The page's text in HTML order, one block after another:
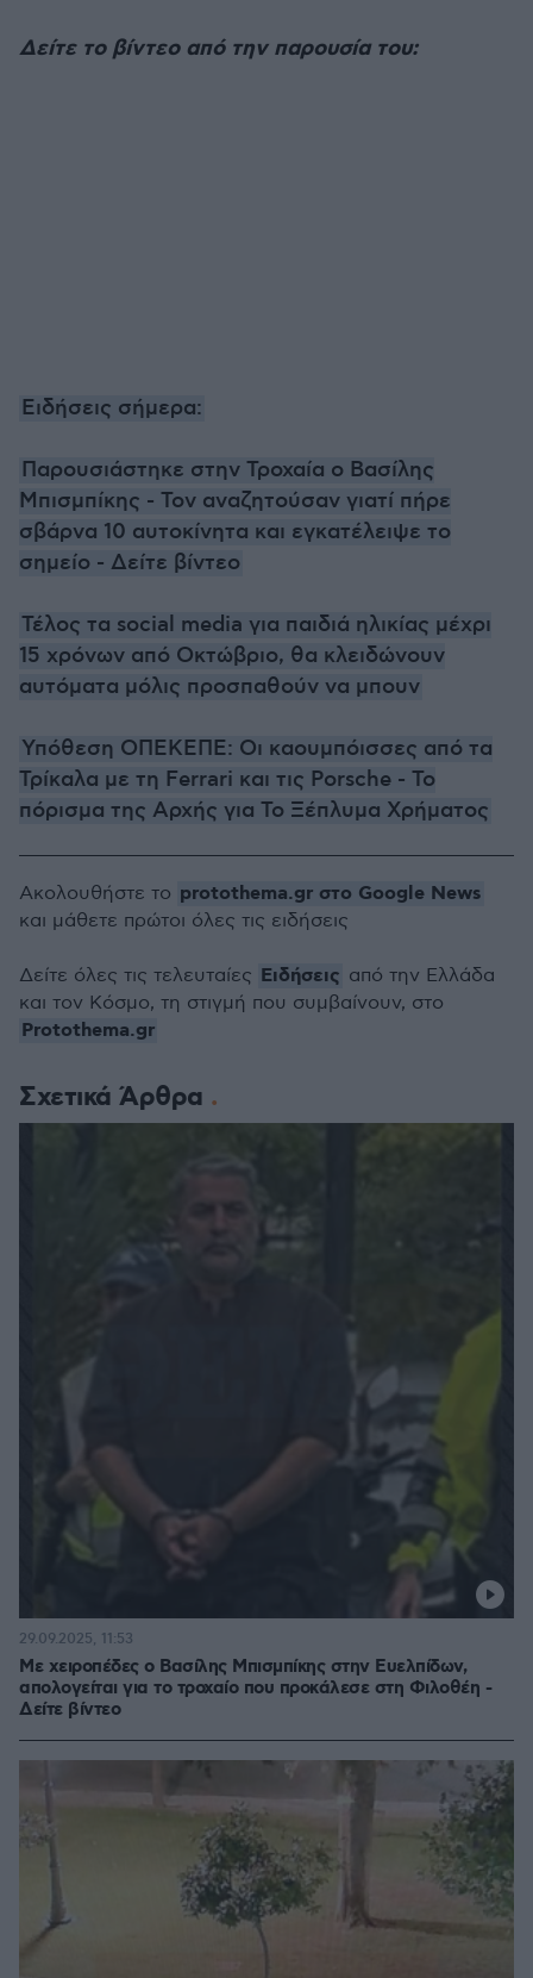
Δείτε το βίντεο από την παρουσία του:
Ειδήσεις σήμερα:
Παρουσιάστηκε στην Τροχαία ο Βασίλης
Μπισμπίκης - Τον αναζητούσαν γιατί πήρε
σβάρνα 10 αυτοκίνητα και εγκατέλειψε το
σημείο - Δείτε βίντεο
Τέλος τα social media για παιδιά ηλικίας μέχρι
15 χρόνων από Οκτώβριο, θα κλειδώνουν
αυτόματα μόλις προσπαθούν να μπουν
Υπόθεση ΟΠΕΚΕΠΕ: Οι καουμπόισσες από τα
Τρίκαλα με τη Ferrari και τις Porsche - Το
πόρισμα της Αρχής για Το Ξέπλυμα Χρήματος
Σχετικά Άρθρα
Με χειροπέδες ο Βασίλης Μπισμπίκης στην Ευελπίδων,
απολογείται για το τροχαίο που προκάλεσε στη Φιλοθέη -
Δείτε βίντεο
29.09.2025, 11:53
Ακολουθήστε το protothema.gr στο Google News
και μάθετε πρώτοι όλες τις ειδήσεις
Δείτε όλες τις τελευταίες Ειδήσεις από την Ελλάδα
και τον Κόσμο, τη στιγμή που συμβαίνουν, στο
Protothema.gr